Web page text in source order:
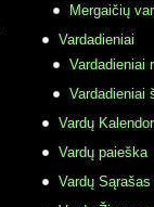
Mergaičių
Vardadieniai
Vardadieniai
Vardadieniai
Vardų
Vardų paieška
Vardų Sąrašas